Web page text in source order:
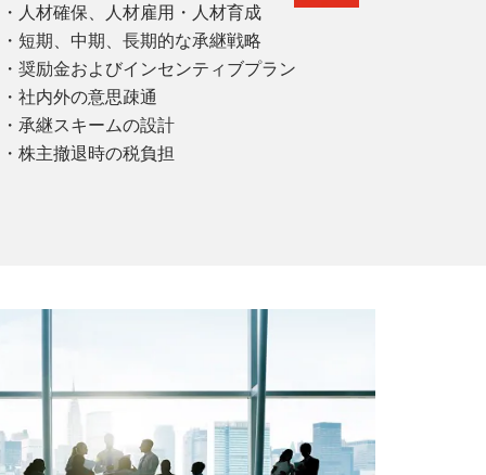
・人材確保、人材雇用・人材育成
・短期、中期、長期的な承継戦略
・奨励金およびインセンティブプラン
・社内外の意思疎通
・承継スキームの設計
・株主撤退時の税負担